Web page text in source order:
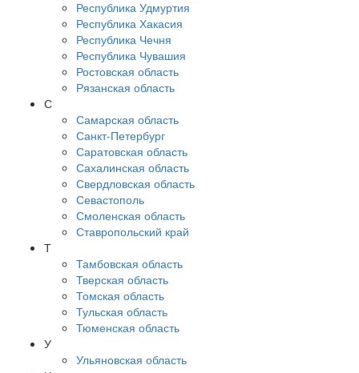
Республика Удмуртия
Республика Хакасия
Республика Чечня
Республика Чувашия
Ростовская область
Рязанская область
С
Самарская область
Санкт-Петербург
Саратовская область
Сахалинская область
Свердловская область
Севастополь
Смоленская область
Ставропольский край
Т
Тамбовская область
Тверская область
Томская область
Тульская область
Тюменская область
У
Ульяновская область